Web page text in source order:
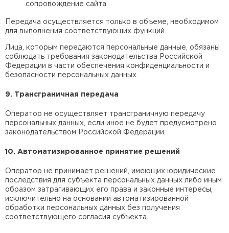
сопровождение сайта.
Передача осуществляется только в объеме, необходимом
для выполнения соответствующих функций.
Лица, которым передаются персональные данные, обязаны
соблюдать требования законодательства Российской
Федерации в части обеспечения конфиденциальности и
безопасности персональных данных.
9. Трансграничная передача
Оператор не осуществляет трансграничную передачу
персональных данных, если иное не будет предусмотрено
законодательством Российской Федерации.
10. Автоматизированное принятие решений
Оператор не принимает решений, имеющих юридические
последствия для субъекта персональных данных либо иным
образом затрагивающих его права и законные интересы,
исключительно на основании автоматизированной
обработки персональных данных без получения
соответствующего согласия субъекта.